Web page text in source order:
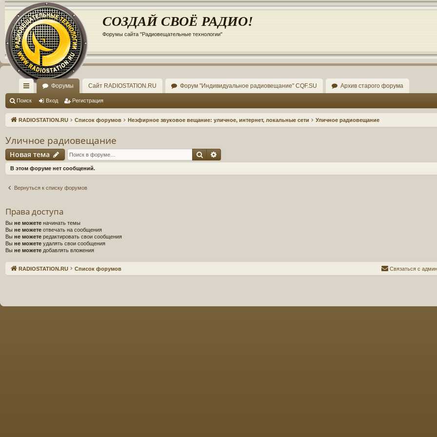
Регистрация
СОЗДАЙ СВОЁ РАДИО!
Форумы сайта "Радиовещательные технологии"
с
ы
и
Форумы Сайт RADIOSTATION.RU Форум "Индивидуальное радиовещание" CQF.SU Архив старого форума
Поиск Вход Регистрация
RADIOSTATION.RU Список форумов Неэфирное звуковое вещание: уличное, интернет, локальные сети Уличное радиовещание
Уличное радиовещание
Новая тема
Новая тема Поиск
В этом форуме нет сообщений.
Вернуться к списку форумов
Права доступа
Вы не можете начинать темы
Вы не можете отвечать на сообщения
Вы не можете редактировать свои сообщения
Вы не можете удалять свои сообщения
Вы не можете добавлять вложения
RADIOSTATION.RU Список форумов
Связаться с
Связаться с админ